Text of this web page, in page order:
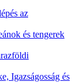
az
és tengerek
Igazságosság és